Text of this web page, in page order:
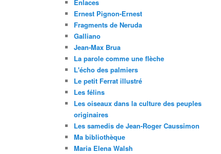
Enlaces
Ernest Pignon-Ernest
Fragments de Neruda
Galliano
Jean-Max Brua
La parole comme une flèche
L'écho des palmiers
Le petit Ferrat illustré
Les félins
Les oiseaux dans la culture des peuples
originaires
Les samedis de Jean-Roger Caussimon
Ma bibliothèque
Maria Elena Walsh